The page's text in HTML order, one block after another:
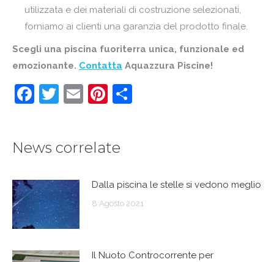
utilizzata e dei materiali di costruzione selezionati,
forniamo ai clienti una garanzia del prodotto finale.
Scegli una piscina fuoriterra unica, funzionale ed
emozionante. Contatta Aquazzura Piscine!
Facebook
Twitter
EmailPinterest
News correlate
Dalla piscina le stelle si vedono meglio
8 Agosto 2021
Il Nuoto Controcorrente per